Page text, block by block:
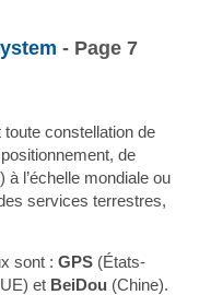
- Page 7
constellation de
de
l’échelle mondiale ou
services terrestres,
sont :GPS (États-
et BeiDou (Chine).